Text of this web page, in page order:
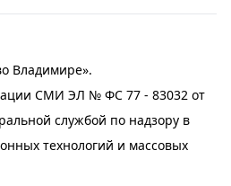
Владимире».
СМИ ЭЛ № ФС 77 - 83032 от
службой по надзору в
технологий и массовых